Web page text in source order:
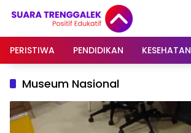
PERISTIWA
PENDIDIKAN KESEHATAN
Museum Nasional